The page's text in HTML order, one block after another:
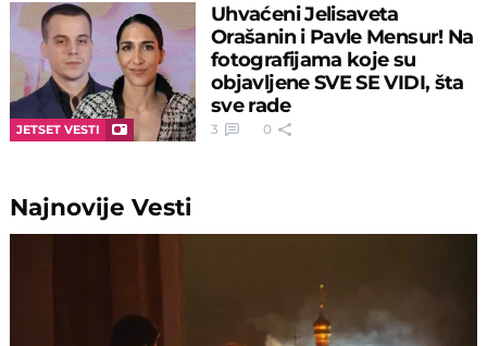
JETSET VESTI
Uhvaćeni Jelisaveta
Orašanin i Pavle Mensur! Na
fotografijama koje su
objavljene SVE SE VIDI, šta
sve rade
3 0
NajnovijeVesti